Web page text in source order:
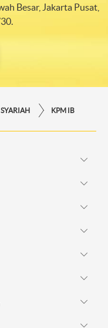
Besar, Jakarta Pusat,
SYARIAH KPM IB